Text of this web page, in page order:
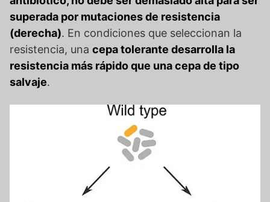
superada por mutaciones de resistencia
(derecha). En condiciones que seleccionan la
resistencia, una cepa tolerante desarrolla la
resistencia más rápido que una cepa de tipo
salvaje.